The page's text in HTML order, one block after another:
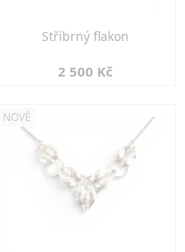
Stříbrný flakon
2 500 Kč
NOVÉ